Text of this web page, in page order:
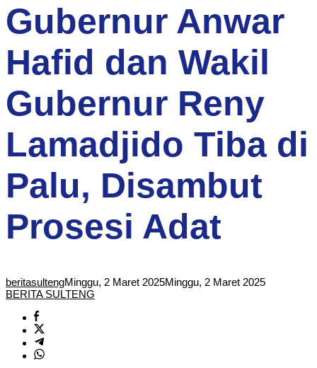
Gubernur Anwar
Hafid dan Wakil
Gubernur Reny
Lamadjido Tiba di
Palu, Disambut
Prosesi Adat
beritasultengMinggu, 2 Maret 2025Minggu, 2 Maret 2025
BERITA SULTENG